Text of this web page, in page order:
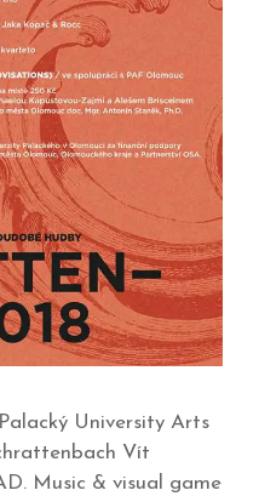
University Arts
Vít
Music & visual game